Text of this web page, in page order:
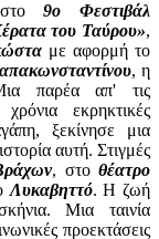
στο9ο Φεστιβάλ
του Ταύρου»,
με αφορμή το
, η
παρέα απ' τις
εκρηκτικές
ξεκίνησε μια
αυτή. Στιγμές
, στο θέατρο
Λυκαβηττό. Η ζωή
Μια ταινία
προεκτάσεις